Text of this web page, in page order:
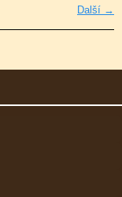
Další →